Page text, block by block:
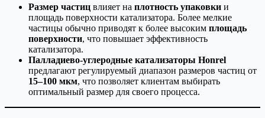
Размер частиц влияет на плотность упаковки и
площадь поверхности катализатора. Более мелкие
частицы обычно приводят к более высоким площадь
поверхности, что повышает эффективность
катализатора.
Палладиево-углеродные катализаторы Honrel
предлагают регулируемый диапазон размеров частиц от
15–100 мкм, что позволяет клиентам выбирать
оптимальный размер для своего процесса.